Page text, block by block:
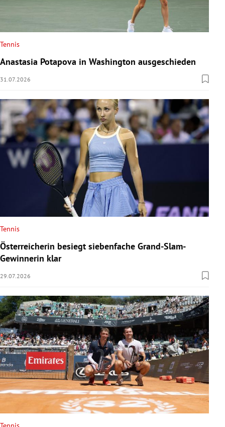
Tennis
Anastasia Potapova in Washington ausgeschieden
31.07.2026
Tennis
Österreicherin besiegt siebenfache Grand-Slam-
Gewinnerin klar
29.07.2026